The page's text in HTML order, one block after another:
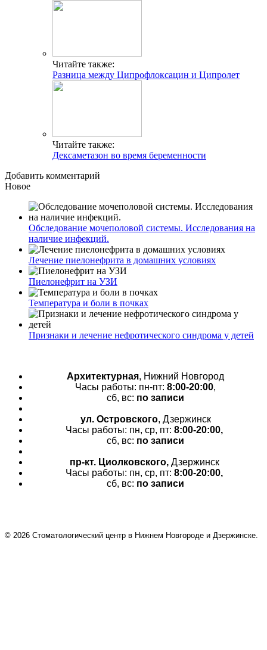
Читайте также:
Разница между Ципрофлоксацин и Ципролет
Читайте также:
Дексаметазон во время беременности
Добавить комментарий
Новое
Обследование мочеполовой системы. Исследования на
наличие инфекций.
Лечение пиелонефрита в домашних условиях
Пиелонефрит на УЗИ
Температура и боли в почках
Признаки и лечение нефротического синдрома у детей
Архитектурная, Нижний Новгород
Часы работы: пн-пт: 8:00-20:00,
сб, вс: по записи
ул. Островского, Дзержинск
Часы работы: пн, ср, пт: 8:00-20:00,
сб, вс: по записи
пр-кт. Циолковского, Дзержинск
Часы работы: пн, ср, пт: 8:00-20:00,
сб, вс: по записи
© 2026 Cтоматологический центр в Нижнем Новгороде и Дзержинске.